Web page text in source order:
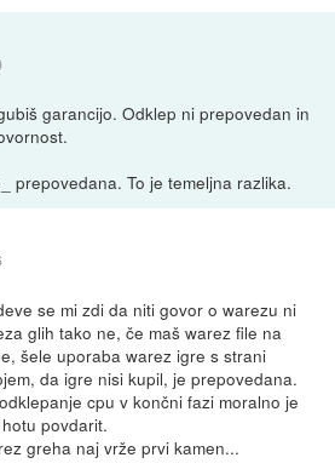
garancijo. Odklep ni prepovedan in
prepovedana. To je temeljna razlika.
se mi zdi da niti govor o warezu ni
glih tako ne, če maš warez file na
šele uporaba warez igre s strani
da igre nisi kupil, je prepovedana.
cpu v končni fazi moralno je
povdarit.
greha naj vrže prvi kamen...